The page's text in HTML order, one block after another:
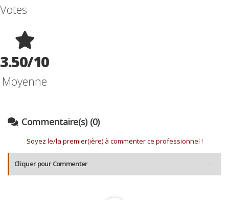
Votes
3.50/10
Moyenne
Commentaire(s) (0)
Soyez le/la premier(ière) à commenter ce professionnel !
Cliquer pour Commenter